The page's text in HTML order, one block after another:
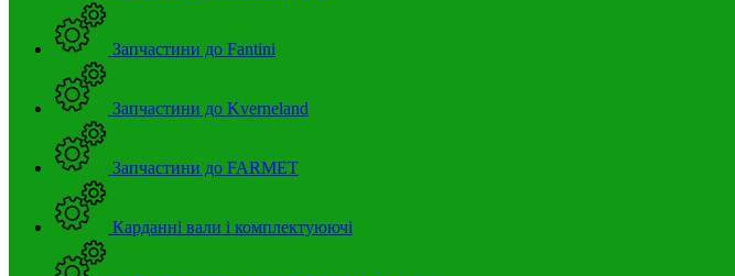
Запчастини до Fantini
Запчастини до Kverneland
Запчастини до FARMET
Карданні вали і комплектуюючі